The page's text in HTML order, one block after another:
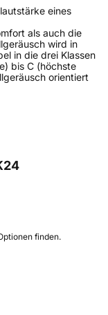
eines
als auch die
wird in
in die drei Klassen
bis C (höchste
orientiert
finden.